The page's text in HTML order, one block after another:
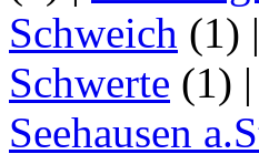
Schweich (1) |
Schwerte (1) |
Seehausen